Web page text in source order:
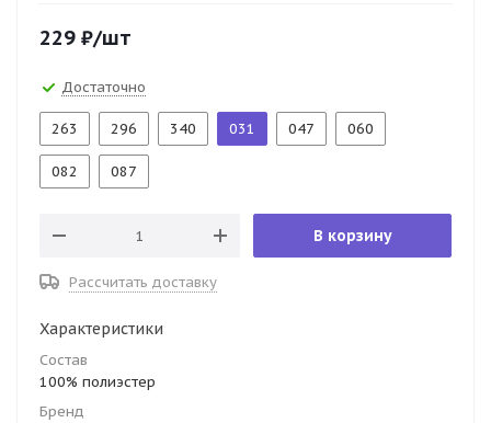
229 ₽/шт
Достаточно
263 296 340 031 047 060
082 087
В корзину
Рассчитать доставку
Характеристики
Состав
100% полиэстер
Бренд